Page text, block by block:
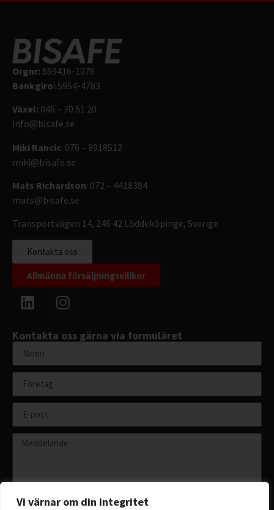
Vi värnar om din integritet
Orgnr: 559416-1076
Bankgiro: 5954-4783
Växel: 046 – 70 51 20
info@bisafe.se
Miki Rancic: 076 – 8918512
miki@bisafe.se
Mats Richardson: 072 – 4418384
mats@bisafe.se
Transportvägen 14, 246 42 Löddeköpinge, Sverige
Kontakta oss
Allmänna försäljningsvillkor
Kontakta oss gärna via formuläret